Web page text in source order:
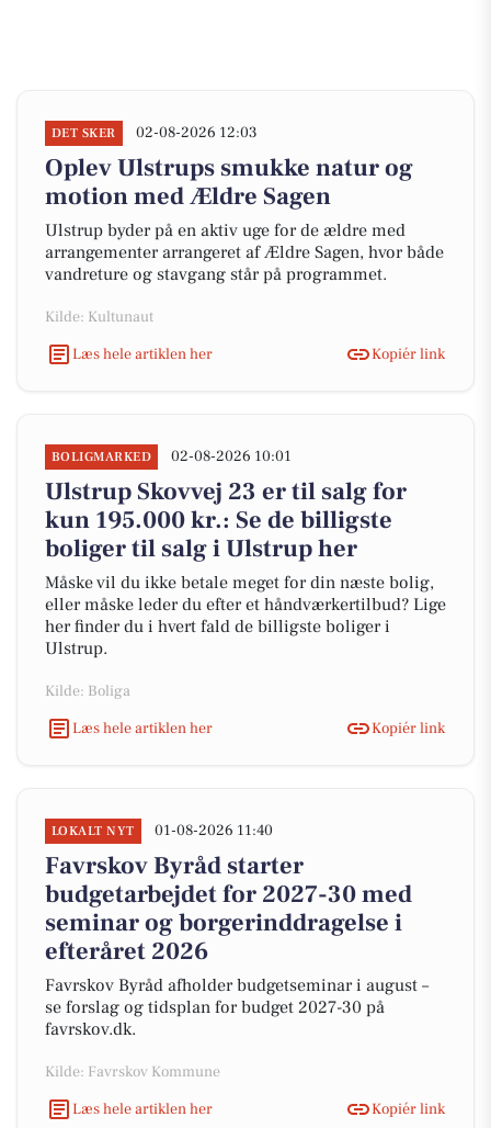
DET SKER 02-08-2026 12:03
Oplev Ulstrups smukke natur og
motion med Ældre Sagen
Ulstrup byder på en aktiv uge for de ældre med
arrangementer arrangeret af Ældre Sagen, hvor både
vandreture og stavgang står på programmet.
Kilde: Kultunaut
Læs hele artiklen her
Kopiér link
BOLIGMARKED 02-08-2026 10:01
Ulstrup Skovvej 23 er til salg for
kun 195.000 kr.: Se de billigste
boliger til salg i Ulstrup her
Måske vil du ikke betale meget for din næste bolig,
eller måske leder du efter et håndværkertilbud? Lige
her finder du i hvert fald de billigste boliger i
Ulstrup.
Kilde: Boliga
Læs hele artiklen her
Kopiér link
LOKALT NYT 01-08-2026 11:40
Favrskov Byråd starter
budgetarbejdet for 2027-30 med
seminar og borgerinddragelse i
efteråret 2026
Favrskov Byråd afholder budgetseminar i august –
se forslag og tidsplan for budget 2027-30 på
favrskov.dk.
Kilde: Favrskov Kommune
Læs hele artiklen her
Kopiér link